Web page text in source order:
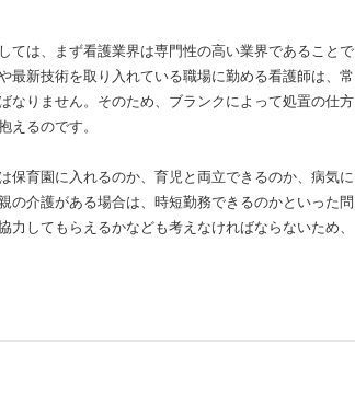
ては、まず看護業界は専門性の高い業界であることで
最新技術を取り入れている職場に勤める看護師は、常
なりません。そのため、ブランクによって処置の仕方
えるのです。
保育園に入れるのか、育児と両立できるのか、病気に
の介護がある場合は、時短勤務できるのかといった問
してもらえるかなども考えなければならないため、